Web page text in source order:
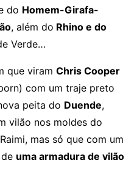
do Homem-Girafa-
, além do Rhino e do
Verde…
que viram Chris Cooper
com um traje preto
peita do Duende,
vilão nos moldes do
mas só que com um
uma armadura de vilão